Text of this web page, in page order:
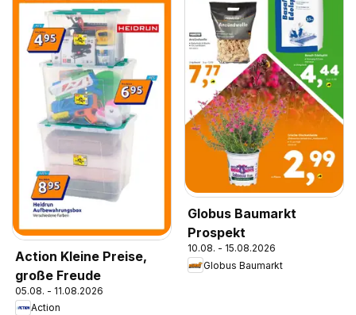
Action Kleine Preise,
große Freude
05.08. - 11.08.2026
Action
Globus Baumarkt
Prospekt
10.08. - 15.08.2026
Globus Baumarkt